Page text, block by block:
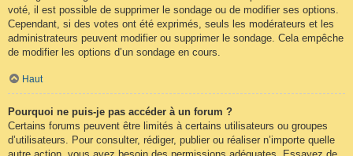
voté, il est possible de supprimer le sondage ou de modifier ses options.
Cependant, si des votes ont été exprimés, seuls les modérateurs et les
administrateurs peuvent modifier ou supprimer le sondage. Cela empêche
de modifier les options d’un sondage en cours.
Haut
Pourquoi ne puis-je pas accéder à un forum ?
Certains forums peuvent être limités à certains utilisateurs ou groupes
d’utilisateurs. Pour consulter, rédiger, publier ou réaliser n’importe quelle